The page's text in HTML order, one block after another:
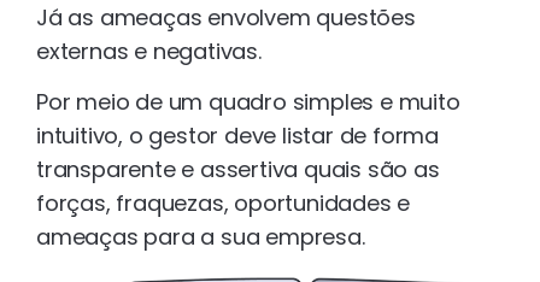
Já as ameaças envolvem questões
externas e negativas.
Por meio de um quadro simples e muito
intuitivo, o gestor deve listar de forma
transparente e assertiva quais são as
forças, fraquezas, oportunidades e
ameaças para a sua empresa.